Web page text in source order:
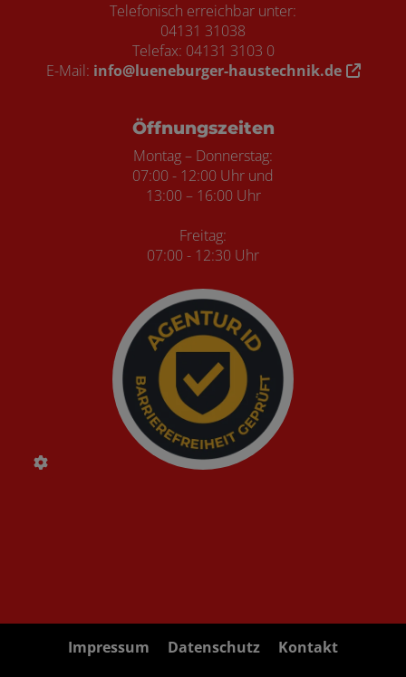
Telefonisch erreichbar unter:
04131 31038
Telefax: 04131 3103 0
E-Mail: info@lueneburger-haustechnik.de
Öffnungszeiten
Montag – Donnerstag:
07:00 - 12:00 Uhr und
13:00 – 16:00 Uhr
Freitag:
07:00 - 12:30 Uhr
Impressum Datenschutz
Kontakt